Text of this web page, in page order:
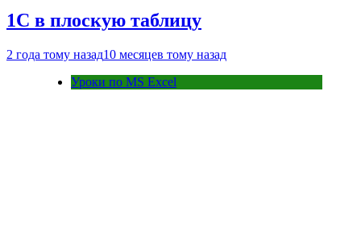
1С в плоскую таблицу
2 года тому назад10 месяцев тому назад
Уроки по MS Excel